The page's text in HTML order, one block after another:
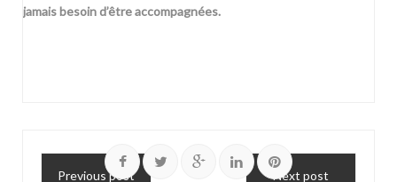
jamais besoin d’être accompagnées.
Previous post Next post